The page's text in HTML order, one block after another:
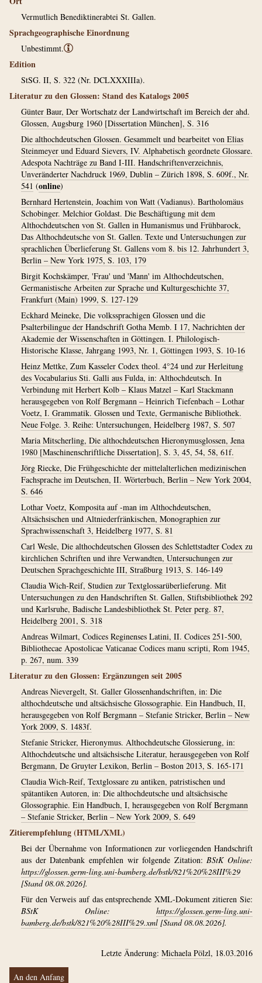
Vermutlich Benediktinerabtei St. Gallen.
Sprachgeographische Einordnung
Unbestimmt.ⓘ
Edition
StSG. II, S. 322 (Nr. DCLXXXIIIa).
Literatur zu den Glossen: Stand des Katalogs 2005
Günter Baur, Der Wortschatz der Landwirtschaft im Bereich der ahd.
Glossen, Augsburg 1960 [Dissertation München], S. 316
Die althochdeutschen Glossen. Gesammelt und bearbeitet von Elias
Steinmeyer und Eduard Sievers, IV. Alphabetisch geordnete Glossare.
Adespota Nachträge zu Band I-III. Handschriftenverzeichnis,
Unveränderter Nachdruck 1969, Dublin – Zürich 1898, S. 609f., Nr.
541 (online)
Bernhard Hertenstein, Joachim von Watt (Vadianus). Bartholomäus
Schobinger. Melchior Goldast. Die Beschäftigung mit dem
Althochdeutschen von St. Gallen in Humanismus und Frühbarock,
Das Althochdeutsche von St. Gallen. Texte und Untersuchungen zur
sprachlichen Überlieferung St. Gallens vom 8. bis 12. Jahrhundert 3,
Berlin – New York 1975, S. 103, 179
Birgit Kochskämper, 'Frau' und 'Mann' im Althochdeutschen,
Germanistische Arbeiten zur Sprache und Kulturgeschichte 37,
Frankfurt (Main) 1999, S. 127-129
Eckhard Meineke, Die volkssprachigen Glossen und die
Psalterbilingue der Handschrift Gotha Memb. I 17, Nachrichten der
Akademie der Wissenschaften in Göttingen. I. Philologisch-
Historische Klasse, Jahrgang 1993, Nr. 1, Göttingen 1993, S. 10-16
Heinz Mettke, Zum Kasseler Codex theol. 4°24 und zur Herleitung
des Vocabularius Sti. Galli aus Fulda, in: Althochdeutsch. In
Verbindung mit Herbert Kolb – Klaus Matzel – Karl Stackmann
herausgegeben von Rolf Bergmann – Heinrich Tiefenbach – Lothar
Voetz, I. Grammatik. Glossen und Texte, Germanische Bibliothek.
Neue Folge. 3. Reihe: Untersuchungen, Heidelberg 1987, S. 507
Maria Mitscherling, Die althochdeutschen Hieronymusglossen, Jena
1980 [Maschinenschriftliche Dissertation], S. 3, 45, 54, 58, 61f.
Jörg Riecke, Die Frühgeschichte der mittelalterlichen medizinischen
Fachsprache im Deutschen, II. Wörterbuch, Berlin – New York 2004,
S. 646
Lothar Voetz, Komposita auf -man im Althochdeutschen,
Altsächsischen und Altniederfränkischen, Monographien zur
Sprachwissenschaft 3, Heidelberg 1977, S. 81
Carl Wesle, Die althochdeutschen Glossen des Schlettstadter Codex zu
kirchlichen Schriften und ihre Verwandten, Untersuchungen zur
Deutschen Sprachgeschichte III, Straßburg 1913, S. 146-149
Claudia Wich-Reif, Studien zur Textglossarüberlieferung. Mit
Untersuchungen zu den Handschriften St. Gallen, Stiftsbibliothek 292
und Karlsruhe, Badische Landesbibliothek St. Peter perg. 87,
Heidelberg 2001, S. 318
Andreas Wilmart, Codices Reginenses Latini, II. Codices 251-500,
Bibliothecae Apostolicae Vaticanae Codices manu scripti, Rom 1945,
p. 267, num. 339
Literatur zu den Glossen: Ergänzungen seit 2005
Andreas Nievergelt, St. Galler Glossenhandschriften, in: Die
althochdeutsche und altsächsische Glossographie. Ein Handbuch, II,
herausgegeben von Rolf Bergmann – Stefanie Stricker, Berlin – New
York 2009, S. 1483f.
Stefanie Stricker, Hieronymus. Althochdeutsche Glossierung, in:
Althochdeutsche und altsächsische Literatur, herausgegeben von Rolf
Bergmann, De Gruyter Lexikon, Berlin – Boston 2013, S. 165-171
Claudia Wich-Reif, Textglossare zu antiken, patristischen und
spätantiken Autoren, in: Die althochdeutsche und altsächsische
Glossographie. Ein Handbuch, I, herausgegeben von Rolf Bergmann
– Stefanie Stricker, Berlin – New York 2009, S. 649
Zitierempfehlung (HTML/XML)
Bei der Übernahme von Informationen zur vorliegenden Handschrift
aus der Datenbank empfehlen wir folgende Zitation:BStK Online:
https://glossen.germ-ling.uni-bamberg.de/bstk/821%20%28III%29
[Stand 08.08.2026].
Für den Verweis auf das entsprechende XML-Dokument zitieren Sie:
BStK Online: https://glossen.germ-ling.uni-
bamberg.de/bstk/821%20%28III%29.xml [Stand 08.08.2026].
Letzte Änderung: Michaela Pölzl, 18.03.2016
An den Anfang